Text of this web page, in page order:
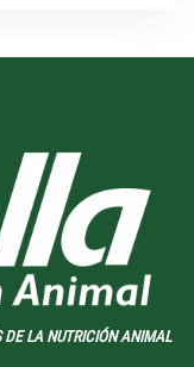
DE LA NUTRICIÓN ANIMAL